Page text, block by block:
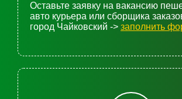
Оставьте заявку на вакансию
авто курьера или сборщика
город Чайковский -> заполнить